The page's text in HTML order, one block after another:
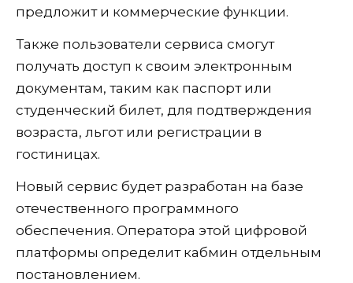
предложит и коммерческие функции.
Также пользователи сервиса смогут
получать доступ к своим электронным
документам, таким как паспорт или
студенческий билет, для подтверждения
возраста, льгот или регистрации в
гостиницах.
Новый сервис будет разработан на базе
отечественного программного
обеспечения. Оператора этой цифровой
платформы определит кабмин отдельным
постановлением.